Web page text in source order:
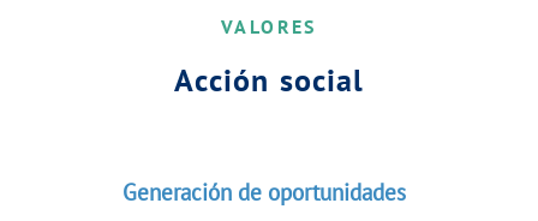
VALORES
Acción social
Generación de oportunidades